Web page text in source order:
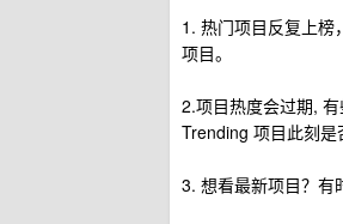
1. 热门项目反复上榜
项目。
2.项目热度会过期,
Trending 项目此刻是
3. 想看最新项目？有